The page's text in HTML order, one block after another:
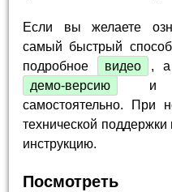
Если вы желаете
самый быстрый
подробное
видео
, а
демо-версию
и
самостоятельно. При
технической
инструкцию.
Посмотреть